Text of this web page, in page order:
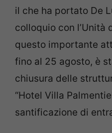
il che ha portato De
colloquio con l’Unità
questo importante
fino al 25 agosto, è
chiusura delle
“Hotel Villa
santificazione di